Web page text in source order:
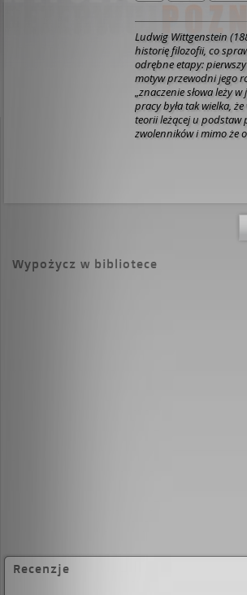
Ludwig Wittgenstein
historię filozofii, co
odrębne etapy:
motyw przewodni jego
„znaczenie słowa leży
pracy była tak wielka,
teorii leżącej u podstaw
zwolenników i mimo że
dziedzina stanowi
Wypożycz w bibliotece
Recenzje